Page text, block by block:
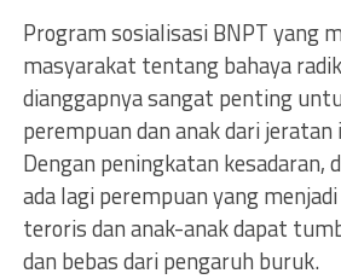
Program sosialisasi BNPT yang
masyarakat tentang bahaya
dianggapnya sangat penting
perempuan dan anak dari jeratan
Dengan peningkatan kesadaran,
ada lagi perempuan yang
teroris dan anak-anak dapat
dan bebas dari pengaruh buruk.